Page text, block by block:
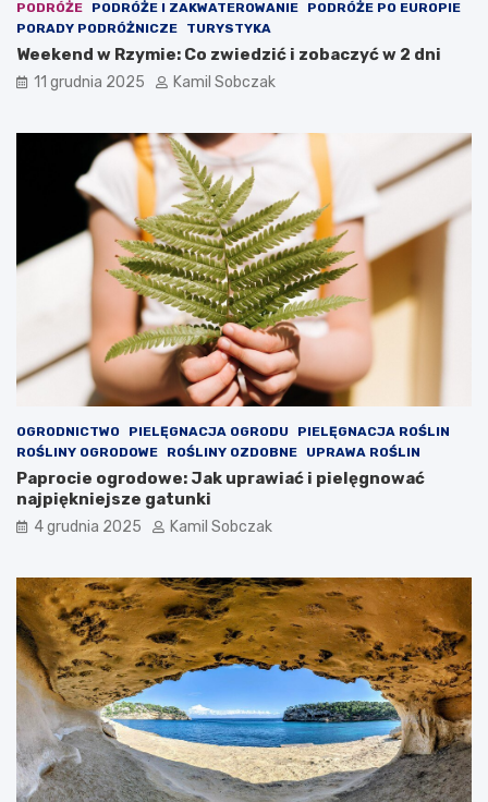
y
p
o
c
l
PODRÓŻE PODRÓŻE I ZAKWATEROWANIE
PODRÓŻE PO EUROPIE
PORADY PODRÓŻNICZE
TURYSTYKA
Weekend w Rzymie: Co zwiedzić i zobaczyć w 2 dni
11 grudnia 2025 Kamil Sobczak
OGRODNICTWO PIELĘGNACJA OGRODU
PIELĘGNACJA ROŚLIN
ROŚLINY OGRODOWE
ROŚLINY OZDOBNE UPRAWA ROŚLIN
Paprocie ogrodowe: Jak uprawiać i pielęgnować
najpiękniejsze gatunki
4 grudnia 2025 Kamil Sobczak